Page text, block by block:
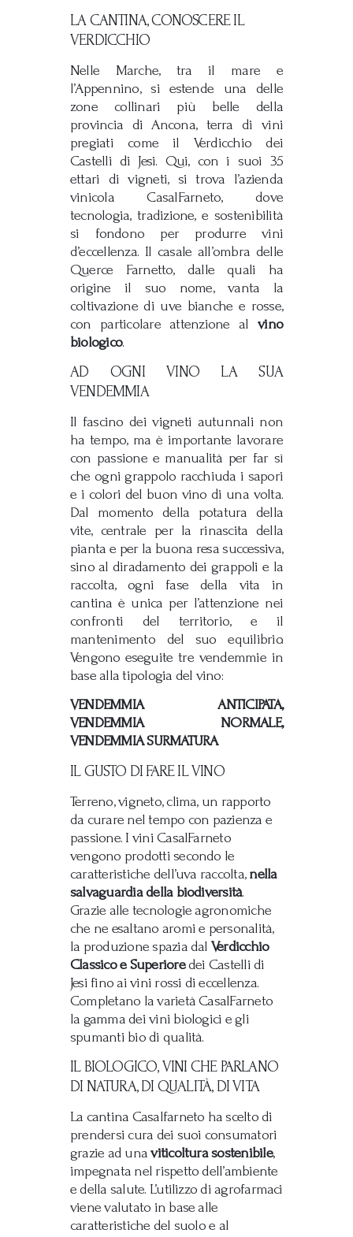
LA CANTINA, CONOSCERE IL
VERDICCHIO
Nelle Marche, tra il mare e
l’Appennino, si estende una delle
zone collinari più belle della
provincia di Ancona, terra di vini
pregiati come il Verdicchio dei
Castelli di Jesi. Qui, con i suoi 35
ettari di vigneti, si trova l’azienda
vinicola CasalFarneto, dove
tecnologia, tradizione, e sostenibilità
si fondono per produrre vini
d’eccellenza. Il casale all’ombra delle
Querce Farnetto, dalle quali ha
origine il suo nome, vanta la
coltivazione di uve bianche e rosse,
con particolare attenzione alvino
biologico.
AD OGNI VINO LA SUA
VENDEMMIA
Il fascino dei vigneti autunnali non
ha tempo, ma è importante lavorare
con passione e manualità per far sì
che ogni grappolo racchiuda i sapori
e i colori del buon vino di una volta.
Dal momento della potatura della
vite, centrale per la rinascita della
pianta e per la buona resa successiva,
sino al diradamento dei grappoli e la
raccolta, ogni fase della vita in
cantina è unica per l’attenzione nei
confronti del territorio, e il
mantenimento del suo equilibrio.
Vengono eseguite tre vendemmie in
base alla tipologia del vino:
VENDEMMIA ANTICIPATA,
VENDEMMIA NORMALE,
VENDEMMIA SURMATURA
IL GUSTO DI FARE IL VINO
Terreno, vigneto, clima, un rapporto
da curare nel tempo con pazienza e
passione. I vini CasalFarneto
vengono prodotti secondo le
caratteristiche dell’uva raccolta,nella
salvaguardia della biodiversità.
Grazie alle tecnologie agronomiche
che ne esaltano aromi e personalità,
la produzione spazia dal Verdicchio
Classico e Superioredei Castelli di
Jesi fino ai vini rossi di eccellenza.
Completano la varietà CasalFarneto
la gamma dei vini biologici e gli
spumanti bio di qualità.
IL BIOLOGICO, VINI CHE PARLANO
DI NATURA, DI QUALITÀ, DI VITA
La cantina Casalfarneto ha scelto di
prendersi cura dei suoi consumatori
grazie ad unaviticoltura sostenibile,
impegnata nel rispetto dell’ambiente
e della salute. L’utilizzo di agrofarmaci
viene valutato in base alle
caratteristiche del suolo e al